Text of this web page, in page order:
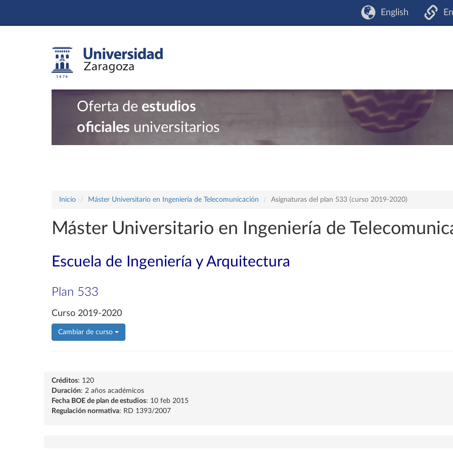
English
Oferta de estudios
oficiales universitarios
Inicio Máster Universitario en Ingeniería de Telecomunicación Asignaturas del plan 533 (curso 2019-2020)
Máster Universitario en Ingeniería de
Escuela de Ingeniería y Arquitectura
Plan 533
Curso 2019-2020
Cambiar de curso
Créditos: 120
Duración: 2 años académicos
Fecha BOE de plan de estudios: 10 feb 2015
Regulación normativa: RD 1393/2007